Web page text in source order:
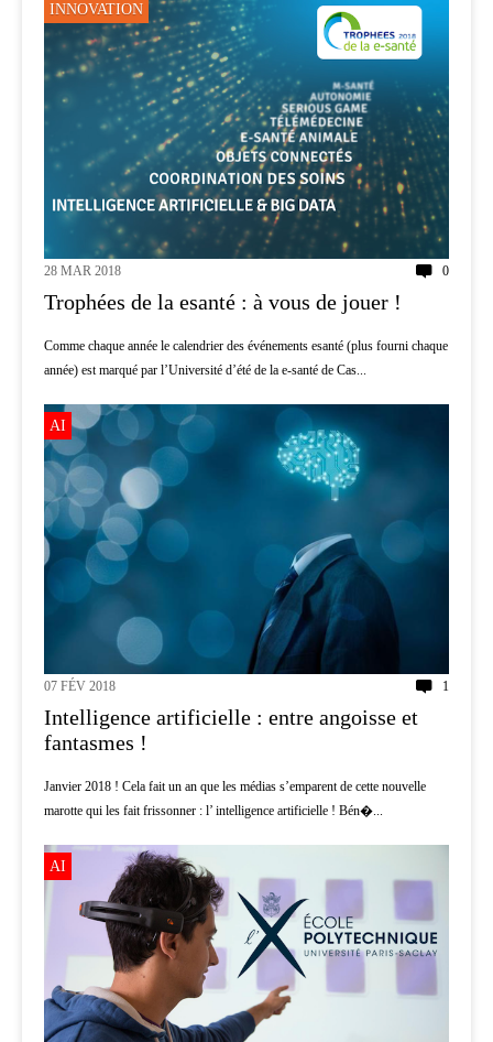
INNOVATION
28 MAR 2018 0
Trophées de la esanté : à vous de jouer !
Comme chaque année le calendrier des événements esanté (plus fourni chaque
année) est marqué par l’Université d’été de la e-santé de Cas...
AI
07 FÉV 2018 1
Intelligence artificielle : entre angoisse et
fantasmes !
Janvier 2018 ! Cela fait un an que les médias s’emparent de cette nouvelle
marotte qui les fait frissonner : l’ intelligence artificielle ! Bén�...
AI